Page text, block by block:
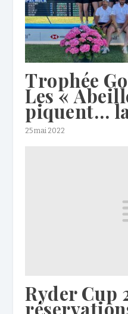
Trophée
Les «
piquent…
25 mai 2022
Ryder Cup